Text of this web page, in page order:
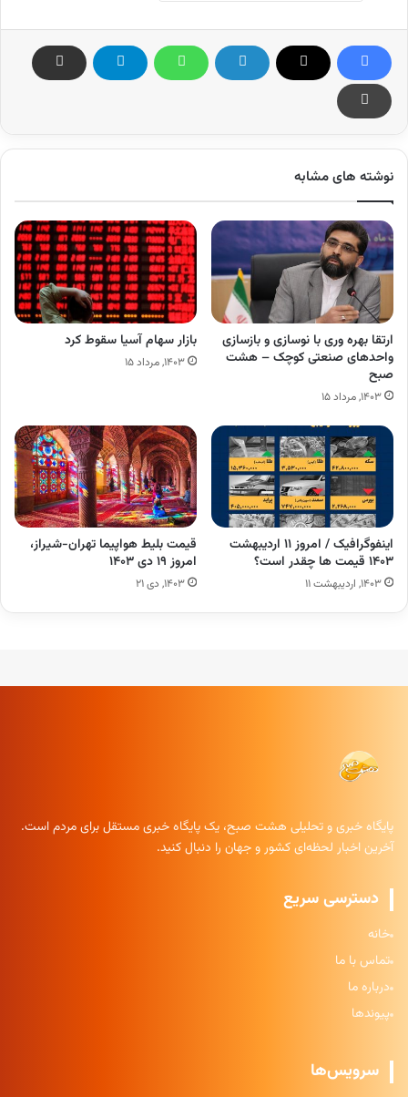
نوشته های مشابه
ارتقا بهره وری با نوسازی و بازسازی
واحدهای صنعتی کوچک – هشت
صبح
۱۴۰۳, مرداد ۱۵
بازار سهام آسیا سقوط کرد
۱۴۰۳, مرداد ۱۵
اینفوگرافیک / امروز ۱۱ اردیبهشت
۱۴۰۳ قیمت ها چقدر است؟
۱۴۰۳, اردیبهشت ۱۱
قیمت بلیط هواپیما تهران-شیراز،
امروز ۱۹ دی ۱۴۰۳
۱۴۰۳, دی ۲۱
پایگاه خبری و تحلیلی هشت صبح، یک پایگاه خبری مستقل برای مردم است.
آخرین اخبار لحظه‌ای کشور و جهان را دنبال کنید.
دسترسی سریع
خانه
تماس با ما
درباره ما
پیوندها
سرویس‌ها